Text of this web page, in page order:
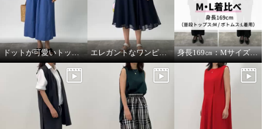
ドットが可愛いトップスをメインに。 エレガントなワンピースにカジュアルな小物を合わせて。 身長169㎝：MサイズとLサイズを着比べ